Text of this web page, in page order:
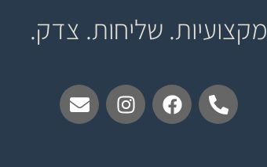
מקצועיות. שליחות. צדק.